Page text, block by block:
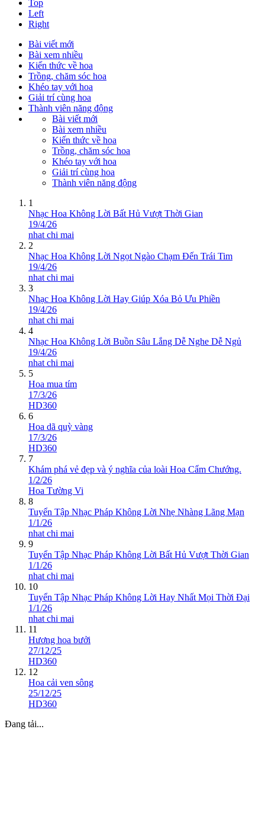
Top
Left
Right
Bài viết mới
Bài xem nhiều
Kiến thức về hoa
Trồng, chăm sóc hoa
Khéo tay với hoa
Giải trí cùng hoa
Thành viên năng động
Bài viết mới
Bài xem nhiều
Kiến thức về hoa
Trồng, chăm sóc hoa
Khéo tay với hoa
Giải trí cùng hoa
Thành viên năng động
1
Nhạc Hoa Không Lời Bất Hủ Vượt Thời Gian
19/4/26
nhat chi mai
2
Nhạc Hoa Không Lời Ngọt Ngào Chạm Đến Trái Tim
19/4/26
nhat chi mai
3
Nhạc Hoa Không Lời Hay Giúp Xóa Bỏ Ưu Phiền
19/4/26
nhat chi mai
4
Nhạc Hoa Không Lời Buồn Sâu Lắng Dễ Nghe Dễ Ngủ
19/4/26
nhat chi mai
5
Hoa mua tím
17/3/26
HD360
6
Hoa dã quỳ vàng
17/3/26
HD360
7
Khám phá vẻ đẹp và ý nghĩa của loài Hoa Cẩm Chướng.
1/2/26
Hoa Tường Vi
8
Tuyển Tập Nhạc Pháp Không Lời Nhẹ Nhàng Lãng Mạn
1/1/26
nhat chi mai
9
Tuyển Tập Nhạc Pháp Không Lời Bất Hủ Vượt Thời Gian
1/1/26
nhat chi mai
10
Tuyển Tập Nhạc Pháp Không Lời Hay Nhất Mọi Thời Đại
1/1/26
nhat chi mai
11
Hương hoa bưởi
27/12/25
HD360
12
Hoa cải ven sông
25/12/25
HD360
Đang tải...